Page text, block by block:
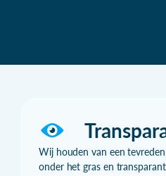
Wij houden van een
onder het gras en